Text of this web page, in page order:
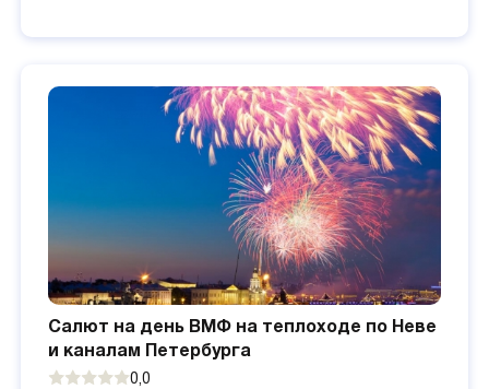
Салют на день ВМФ на теплоходе по Неве
и каналам Петербурга
0,0